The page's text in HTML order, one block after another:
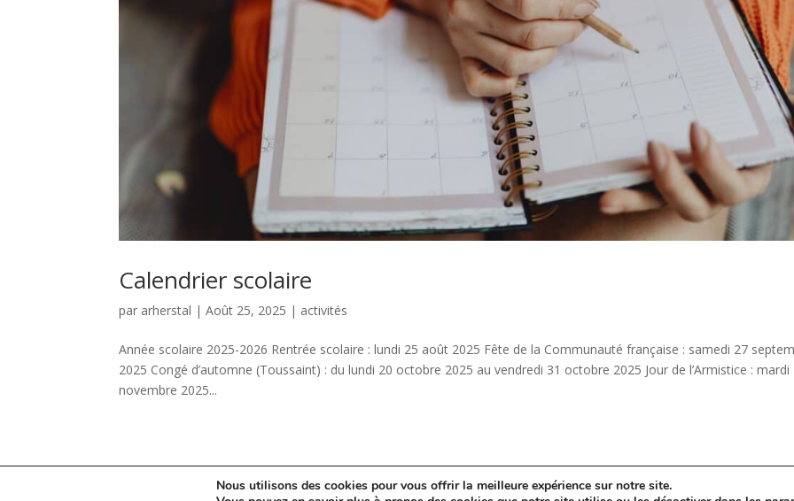
Calendrier scolaire
par arherstal |Août 25, 2025 | activités
Année scolaire 2025-2026 Rentrée scolaire : lundi 25 août 2025 Fête de la Communauté française : samedi 27
2025 Congé d’automne (Toussaint) : du lundi 20 octobre 2025 au vendredi 31 octobre 2025 Jour de l’Armistice : mardi
novembre 2025...
Athénée Royal de Herstal |WBE
Nous utilisons des cookies pour vous offrir la meilleure expérience sur notre site.